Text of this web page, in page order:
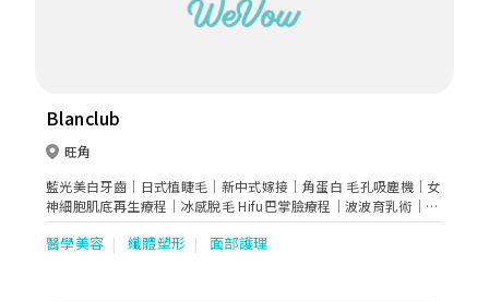
Blanclub
旺角
藍光美白牙齒｜日式植睫毛｜新中式嫁接｜角蛋白 毛孔吸塵機｜女
神細胞肌底再生療程｜冰感脫毛 Hifu巴掌臉療程｜波波育乳術｜膠
原bb緊緻療程 隔空溶脂｜增肌減脂｜360度塑型+超聲波爆脂
醫學美容 纖體塑形 面部護理